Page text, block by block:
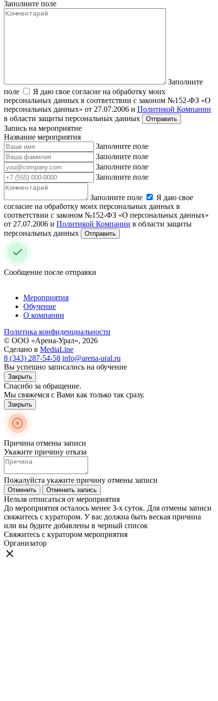
Заполните поле
Заполните
поле
Я даю свое согласие на обработку моих
персональных данных в соответствии с законом №152-ФЗ «О
персональных данных» от 27.07.2006 и Политикой Компании
в области защиты персональных данных
Запись на мероприятие
Название мероприятия
Заполните поле
Заполните поле
Заполните поле
Заполните поле
Заполните поле
Я даю свое
согласие на обработку моих персональных данных в
соответствии с законом №152-ФЗ «О персональных данных»
от 27.07.2006 и Политикой Компании в области защиты
персональных данных
Отправить
Сообщение после отправки
Мероприятия
Обучение
О компании
Политика конфиденциальности
© ООО «Арена-Урал», 2026
Сделано в MediaLine
8 (343) 287-54-58 info@arena-ural.ru
Вы успешно записались на обучение
Закрыть
Спасибо за обращение.
Мы свяжемся с Вами как только так сразу.
Закрыть
Причина отмены записи
Укажите причину отказа
Пожалуйста укажите причину отмены записи
Отменить Отменить запись
Нельзя отписаться от мероприятия
До мероприятия осталось менее 3-х суток. Для отмены записи
свяжитесь с куратором. У вас должна быть веская причина
или вы будите добавлены в черный список
Свяжитесь с куратором мероприятия
Организатор